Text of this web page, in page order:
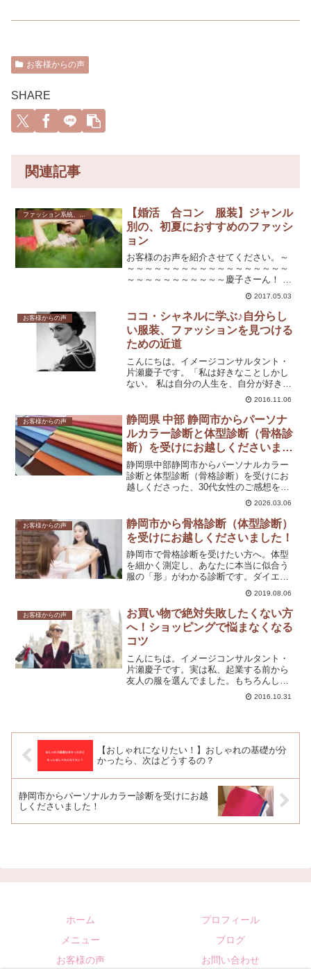
お客様からの声
SHARE
関連記事
【婚活 合コン 服装】ジャンル
別の、初夏におすすめのファッシ
ョン
お客様のお声を紹介させてください。～
～～～～～～～～～～～～～～～～～～
～～～～～～～～～～～慶子さーん！ な
んと、あれから年下男性から二人も声を
かけられました。たった1ヶ月しかたって
ないのにこの変化！ファッションを変え
たせいだと思って、ハ...
2017.05.03
お客様からの声
ココ・シャネルに学ぶ♪自分らし
い服装、ファッションを見つける
ための近道
こんにちは。イメージコンサルタント・
片瀬慶子です。「私は好きなことしかし
ない。 私は自分の人生を、自分が好きな
ことだけで切り開いてきたの。」この言
葉、カッコいいと思いませんか？何より
も、言い切ってしまうその強さに惚れ惚
れしてしまいます。そん...
2016.11.06
お客様からの声
静岡県 中部 静岡市からパーソナ
ルカラー診断と体型診断（骨格診
断）を受けにお越しくださいまし
た！
静岡県中部静岡市からパーソナルカラー
診断と体型診断（骨格診断）を受けにお
越しくださった、30代女性のご感想を掲
2026.03.06
お客様からの声
静岡市から骨格診断（体型診断）
を受けにお越しくださいました！
静岡市で骨格診断を受けたい方へ。体型
を細かく測定し、あなたに本当に似合う
服の「形」がわかる診断です。ダイエッ
ト中でもスタイル良く見える服が分かり
2019.08.06
お客様からの声
お買い物で絶対失敗したくない方
へ！ショッピングで悩まなくなる
コツ
こんにちは。イメージコンサルタント・
片瀬慶子です。実は私、起業する前から
友人の服を選んでました。もちろんしか
も無料で。（あ、こういう方は結構多い
と思いますよ。）なぜ私が友人の買い物
2016.10.31
【おしゃれになりたい！】おしゃれの基礎が分
かったら、次はどうするの？
静岡市からパーソナルカラー診断を受けにお越
しくださいました！
ホーム
プロフィール
メニュー
ブログ
お客様の声
お問い合わせ